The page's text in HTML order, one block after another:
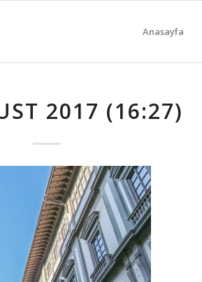
Anasayfa
2017 (16:27)